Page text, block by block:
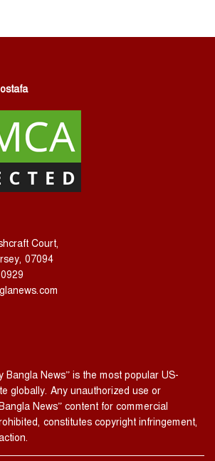
Court,
07094
Bangla News” is the most popular US-
globally. Any unauthorized use or
News” content for commercial
constitutes copyright infringement,